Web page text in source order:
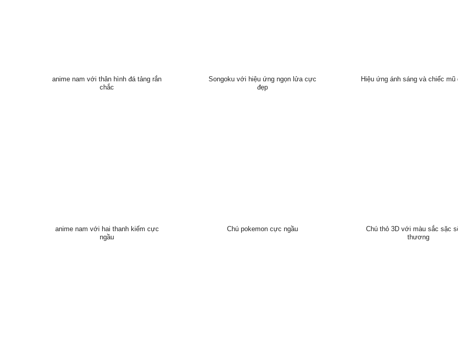
anime nam với thân hình đá tảng rắn
chắc
Songoku với hiệu ứng ngọn lửa cực
đẹp
Hiệu ứng ánh sáng và chiếc mũ
anime nam với hai thanh kiếm cực
ngầu
Chú pokemon cực ngầu
Chú thỏ 3D với màu sắc sặc
thương